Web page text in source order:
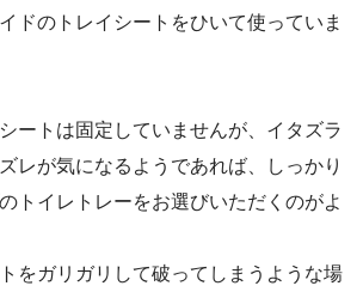
ドのトレイシートをひいて使っていま
ートは固定していませんが、イタズラ
レが気になるようであれば、しっかり
トイレトレーをお選びいただくのがよ
をガリガリして破ってしまうような場